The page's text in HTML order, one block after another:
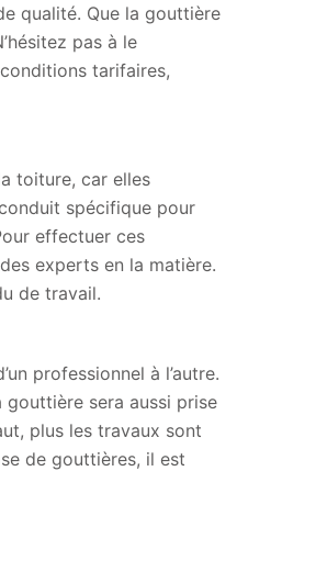
qualité. Que la gouttière
pas à le
tarifaires,
toiture, car elles
spécifique pour
effectuer ces
experts en la matière.
de travail.
professionnel à l’autre.
sera aussi prise
plus les travaux sont
de gouttières, il est